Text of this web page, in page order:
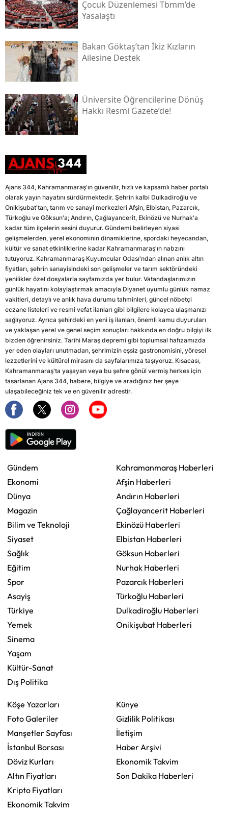
Çocuk Düzenlemesi Tbmm’de
Yasalaştı
Bakan Göktaş’tan İkiz Kızların
Ailesine Destek
Üniversite Öğrencilerine Dönüş
Hakkı Resmi Gazete’de!
Ajans 344, Kahramanmaraş'ın güvenilir, hızlı ve kapsamlı haber portalı
olarak yayın hayatını sürdürmektedir. Şehrin kalbi Dulkadiroğlu ve
Onikişubat'tan, tarım ve sanayi merkezleri Afşin, Elbistan, Pazarcık,
Türkoğlu ve Göksun'a; Andırın, Çağlayancerit, Ekinözü ve Nurhak'a
kadar tüm ilçelerin sesini duyurur. Gündemi belirleyen siyasi
gelişmelerden, yerel ekonominin dinamiklerine, spordaki heyecandan,
kültür ve sanat etkinliklerine kadar Kahramanmaraş'ın nabzını
tutuyoruz. Kahramanmaraş Kuyumcular Odası'ndan alınan anlık altın
fiyatları, şehrin sanayisindeki son gelişmeler ve tarım sektöründeki
yenilikler özel dosyalarla sayfamızda yer bulur. Vatandaşlarımızın
günlük hayatını kolaylaştırmak amacıyla Diyanet uyumlu günlük namaz
vakitleri, detaylı ve anlık hava durumu tahminleri, güncel nöbetçi
eczane listeleri ve resmi vefat ilanları gibi bilgilere kolayca ulaşmanızı
sağlıyoruz. Ayrıca şehirdeki en yeni iş ilanları, önemli kamu duyuruları
ve yaklaşan yerel ve genel seçim sonuçları hakkında en doğru bilgiyi ilk
bizden öğrenirsiniz. Tarihi Maraş depremi gibi toplumsal hafızamızda
yer eden olayları unutmadan, şehrimizin eşsiz gastronomisini, yöresel
lezzetlerini ve kültürel mirasını da sayfalarımıza taşıyoruz. Kısacası,
Kahramanmaraş'ta yaşayan veya bu şehre gönül vermiş herkes için
tasarlanan Ajans 344, habere, bilgiye ve aradığınız her şeye
ulaşabileceğiniz tek ve en güvenilir adrestir.
Gündem
Ekonomi
Dünya
Magazin
Bilim ve Teknoloji
Siyaset
Sağlık
Eğitim
Spor
Asayiş
Türkiye
Yemek
Sinema
Yaşam
Kültür-Sanat
Dış Politika
Kahramanmaraş Haberleri
Afşin Haberleri
Andırın Haberleri
Çağlayancerit Haberleri
Ekinözü Haberleri
Elbistan Haberleri
Göksun Haberleri
Nurhak Haberleri
Pazarcık Haberleri
Türkoğlu Haberleri
Dulkadiroğlu Haberleri
Onikişubat Haberleri
Köşe Yazarları
Foto Galeriler
Manşetler Sayfası
İstanbul Borsası
Döviz Kurları
Altın Fiyatları
Kripto Fiyatları
Ekonomik Takvim
Künye
Gizlilik Politikası
İletişim
Haber Arşivi
Ekonomik Takvim
Son Dakika Haberleri